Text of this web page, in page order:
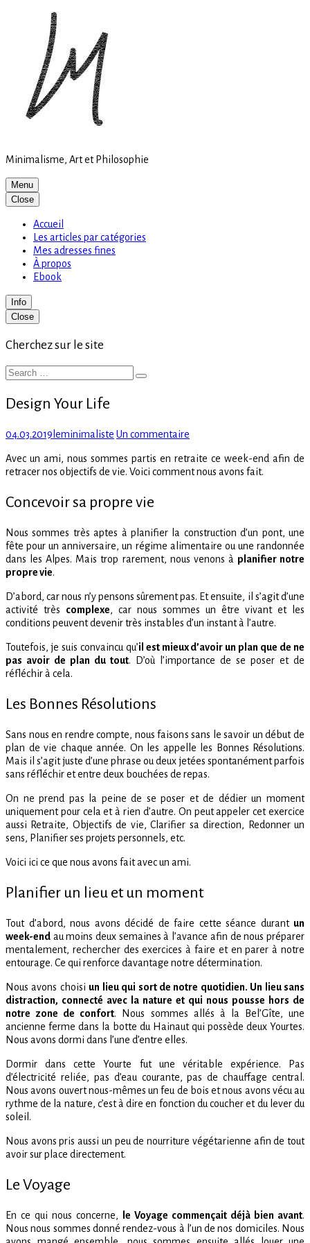
Minimalisme, Art et Philosophie
Menu
Close
Accueil
Les articles par catégories
Mes adresses fines
À propos
Ebook
Info
Primary
Sidebar
Close
Cherchez sur le site
Search
Search
Design Your Life
Posted
04.03.2019 Author
leminimaliste Un commentaire
Your
Life
Avec un ami, nous sommes partis en retraite ce week-end afin de
retracer nos objectifs de vie. Voici comment nous avons fait.
Concevoir sa propre vie
Nous sommes très aptes à planifier la construction d’un pont, une
fête pour un anniversaire, un régime alimentaire ou une randonnée
dans les Alpes. Mais trop rarement, nous venons à planifier notre
propre vie.
D’abord, car nous n’y pensons sûrement pas. Et ensuite, il s’agit d’une
activité très complexe, car nous sommes un être vivant et les
conditions peuvent devenir très instables d’un instant à l’autre.
Toutefois, je suis convaincu qu’il est mieux d’avoir un plan que de ne
pas avoir de plan du tout. D’où l’importance de se poser et de
réfléchir à cela.
Les Bonnes Résolutions
Sans nous en rendre compte, nous faisons sans le savoir un début de
plan de vie chaque année. On les appelle les Bonnes Résolutions.
Mais il s’agit juste d’une phrase ou deux jetées spontanément parfois
sans réfléchir et entre deux bouchées de repas.
On ne prend pas la peine de se poser et de dédier un moment
uniquement pour cela et à rien d’autre. On peut appeler cet exercice
aussi Retraite, Objectifs de vie, Clarifier sa direction, Redonner un
sens, Planifier ses projets personnels, etc.
Voici ici ce que nous avons fait avec un ami.
Planifier un lieu et un moment
Tout d’abord, nous avons décidé de faire cette séance durant un
week-end au moins deux semaines à l’avance afin de nous préparer
mentalement, rechercher des exercices à faire et en parer à notre
entourage. Ce qui renforce davantage notre détermination.
Nous avons choisi un lieu qui sort de notre quotidien. Un lieu sans
distraction, connecté avec la nature et qui nous pousse hors de
notre zone de confort. Nous sommes allés à la Bel’Gîte, une
ancienne ferme dans la botte du Hainaut qui possède deux Yourtes.
Nous avons dormi dans l’une d’entre elles.
Dormir dans cette Yourte fut une véritable expérience. Pas
d’électricité reliée, pas d’eau courante, pas de chauffage central.
Nous avons ouvert nous-mêmes un feu de bois et nous avons vécu au
rythme de la nature, c’est à dire en fonction du coucher et du lever du
soleil.
Nous avons pris aussi un peu de nourriture végétarienne afin de tout
avoir sur place directement.
Le Voyage
En ce qui nous concerne, le Voyage commençait déjà bien avant.
Nous nous sommes donné rendez-vous à l’un de nos domiciles. Nous